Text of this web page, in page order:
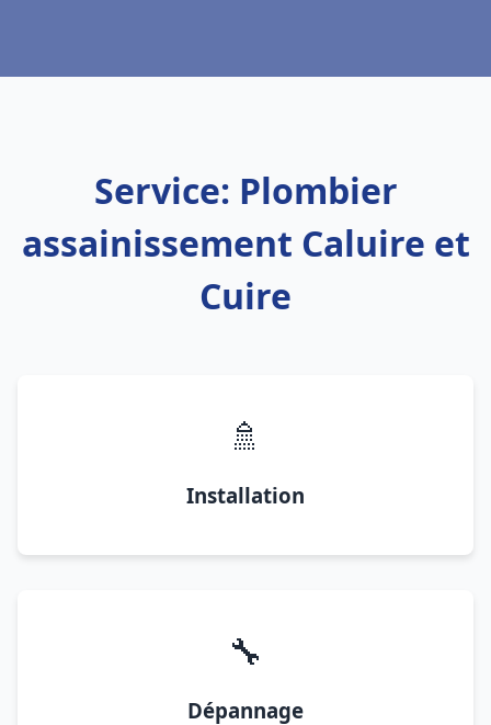
Service: Plombier
assainissement Caluire et
Cuire
🚿
Installation
🔧
Dépannage